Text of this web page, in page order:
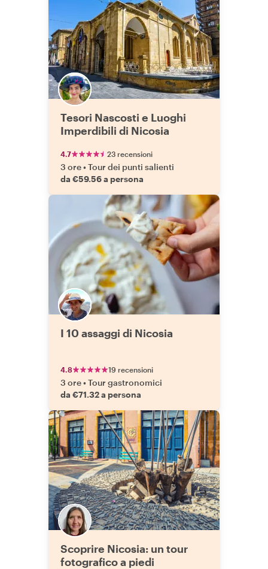
Tesori Nascosti e Luoghi
Imperdibili di Nicosia
4.7 23 recensioni
3 ore•Tour dei punti salienti
da €59.56 a persona
I 10 assaggi di Nicosia
4.8 19 recensioni
3 ore•Tour gastronomici
da €71.32 a persona
Scoprire Nicosia: un tour
fotografico a piedi